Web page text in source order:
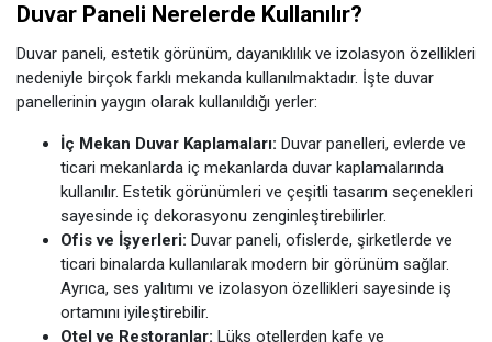
Duvar Paneli Nerelerde Kullanılır?
Duvar paneli, estetik görünüm, dayanıklılık ve izolasyon özellikleri
nedeniyle birçok farklı mekanda kullanılmaktadır. İşte duvar
panellerinin yaygın olarak kullanıldığı yerler:
İç Mekan Duvar Kaplamaları: Duvar panelleri, evlerde ve
ticari mekanlarda iç mekanlarda duvar kaplamalarında
kullanılır. Estetik görünümleri ve çeşitli tasarım seçenekleri
sayesinde iç dekorasyonu zenginleştirebilirler.
Ofis ve İşyerleri: Duvar paneli, ofislerde, şirketlerde ve
ticari binalarda kullanılarak modern bir görünüm sağlar.
Ayrıca, ses yalıtımı ve izolasyon özellikleri sayesinde iş
ortamını iyileştirebilir.
Otel ve Restoranlar: Lüks otellerden kafe ve